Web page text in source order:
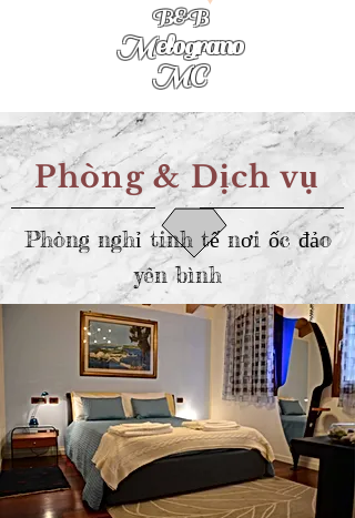
B&B
Melograno
MC
Phòng & Dịch vụ
Phòng nghỉ tinh tế nơi ốc đảo
yên bình